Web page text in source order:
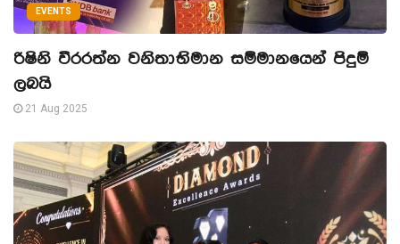
EVENTS
රිෂිනි වීරරත්න වනිතාභිමාන සම්මානයෙන් පිදුම්
ලබයි
21 Aug 2025